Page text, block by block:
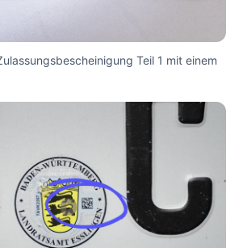
Teil 1 mit einem